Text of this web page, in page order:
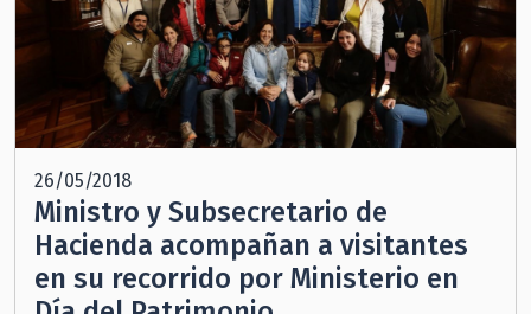
26/05/2018
Ministro y Subsecretario de
Hacienda acompañan a visitantes
en su recorrido por Ministerio en